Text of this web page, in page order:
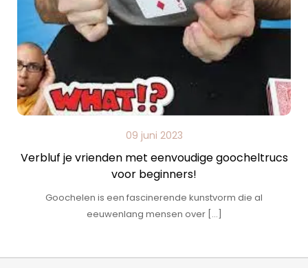
09 juni 2023
Verbluf je vrienden met eenvoudige goocheltrucs
voor beginners!
Goochelen is een fascinerende kunstvorm die al
eeuwenlang mensen over […]